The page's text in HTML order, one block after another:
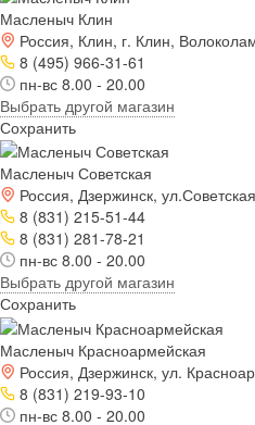
Масленыч Клин
Россия, Клин, г. Клин,
8 (495) 966-31-61
пн-вс 8.00 - 20.00
Выбрать другой магазин
Сохранить
Масленыч Советская
Россия, Дзержинск,
8 (831) 215-51-44
8 (831) 281-78-21
пн-вс 8.00 - 20.00
Выбрать другой магазин
Сохранить
Масленыч Красноармейская
Россия, Дзержинск, ул.
8 (831) 219-93-10
пн-вс 8.00 - 20.00